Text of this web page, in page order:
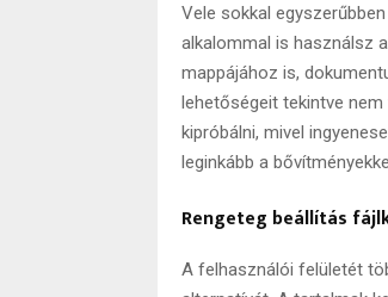
Vele sokkal
alkalommal is használsz
mappájához is,
lehetőségeit tekintve
kipróbálni, mivel
leginkább a
Rengeteg beállítás
A felhasználói felületét